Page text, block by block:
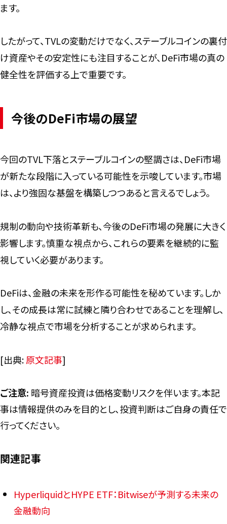
ます。
したがって、TVLの変動だけでなく、ステーブルコインの裏付
け資産やその安定性にも注目することが、DeFi市場の真の
健全性を評価する上で重要です。
今後のDeFi市場の展望
今回のTVL下落とステーブルコインの堅調さは、DeFi市場
が新たな段階に入っている可能性を示唆しています。市場
は、より強固な基盤を構築しつつあると言えるでしょう。
規制の動向や技術革新も、今後のDeFi市場の発展に大きく
影響します。慎重な視点から、これらの要素を継続的に監
視していく必要があります。
DeFiは、金融の未来を形作る可能性を秘めています。しか
し、その成長は常に試練と隣り合わせであることを理解し、
冷静な視点で市場を分析することが求められます。
[出典:原文記事]
ご注意: 暗号資産投資は価格変動リスクを伴います。本記
事は情報提供のみを目的とし、投資判断はご自身の責任で
行ってください。
関連記事
HyperliquidとHYPE ETF：Bitwiseが予測する未来の
金融動向